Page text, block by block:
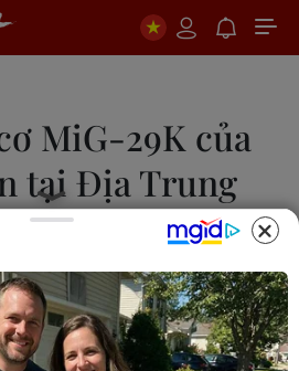
MiG-29K của
tại Địa Trung
29K của Nga đã gặp nạn